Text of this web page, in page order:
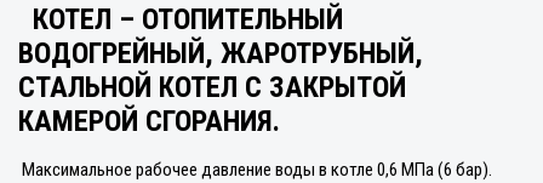
КОТЕЛ – ОТОПИТЕЛЬНЫЙ
ВОДОГРЕЙНЫЙ, ЖАРОТРУБНЫЙ,
СТАЛЬНОЙ КОТЕЛ С ЗАКРЫТОЙ
КАМЕРОЙ СГОРАНИЯ.
Максимальное рабочее давление воды в котле 0,6 МПа (6 бар).